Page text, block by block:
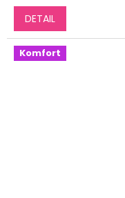
DETAIL
Komfort